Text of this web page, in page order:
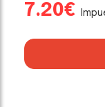
7.20€